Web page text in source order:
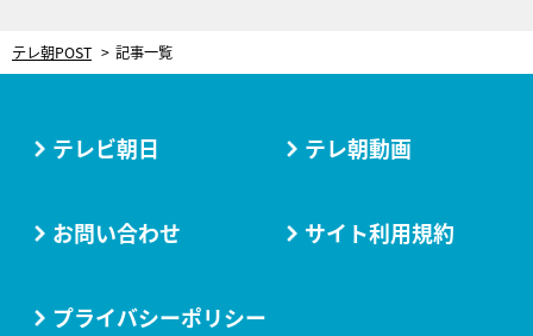
テレ朝POST 記事一覧
テレビ朝日 テレ朝動画
お問い合わせ サイト利用規約
プライバシーポリシー